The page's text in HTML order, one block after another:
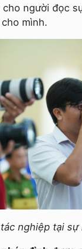
người đọc
mình.
nghiệp tại sự